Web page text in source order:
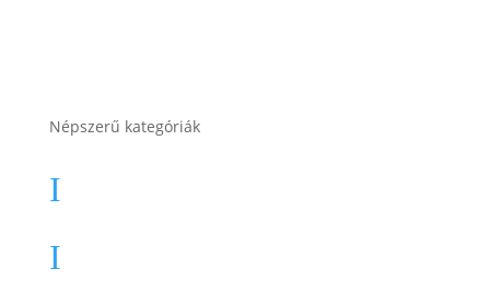
Népszerű kategóriák
I
I